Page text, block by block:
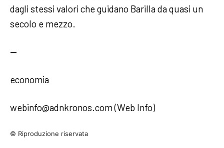
dagli stessi valori che guidano Barilla da quasi un
secolo e mezzo.
—
economia
webinfo@adnkronos.com (Web Info)
© Riproduzione riservata